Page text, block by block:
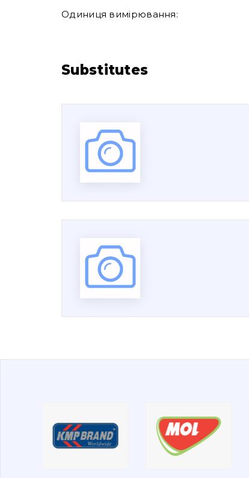
Одиниця вимірювання:
Substitutes